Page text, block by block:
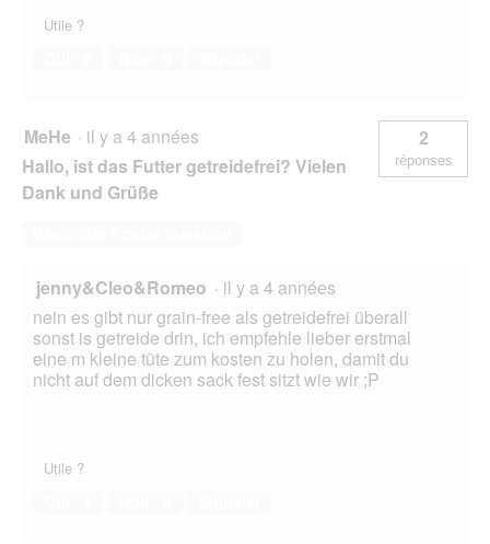
Utile ?
MeHe · il y a 4 années
Hallo, ist das Futter getreidefrei? Vielen
Dank und Grüße
2
réponses
jenny&Cleo&Romeo · il y a 4 années
nein es gibt nur grain-free als getreidefrei überall
sonst is getreide drin, ich empfehle lieber erstmal
eine m kleine tüte zum kosten zu holen, damit du
nicht auf dem dicken sack fest sitzt wie wir ;P
Utile ?